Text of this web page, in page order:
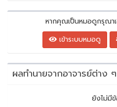
หากคุณเป็นหมอดูกรุณา
เข้าระบบหมอดู
ผลทำนายจากอาจารย์ต่าง ๆ
ยังไม่มี